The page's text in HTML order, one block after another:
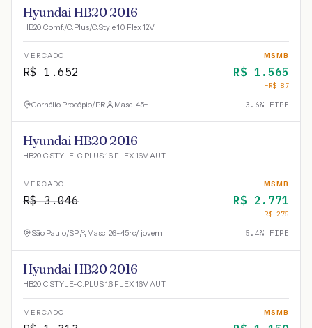
Hyundai HB20 2016
HB20 Comf./C.Plus/C.Style 1.0 Flex 12V
MERCADO
R$1.652
MSMB
R$ 1.565
−R$ 87
Cornélio Procópio/PR Masc · 45+ 3.6% FIPE
Hyundai HB20 2016
HB20 C.STYLE-C.PLUS 1.6 FLEX 16V AUT.
MERCADO
R$3.046
MSMB
R$ 2.771
−R$ 275
São Paulo/SP Masc · 26-45 · c/ jovem 5.4% FIPE
Hyundai HB20 2016
HB20 C.STYLE-C.PLUS 1.6 FLEX 16V AUT.
MERCADO MSMB